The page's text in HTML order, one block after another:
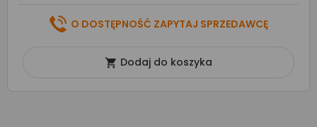
O DOSTĘPNOŚĆ ZAPYTAJ SPRZEDAWCĘ
 Dodaj do koszyka